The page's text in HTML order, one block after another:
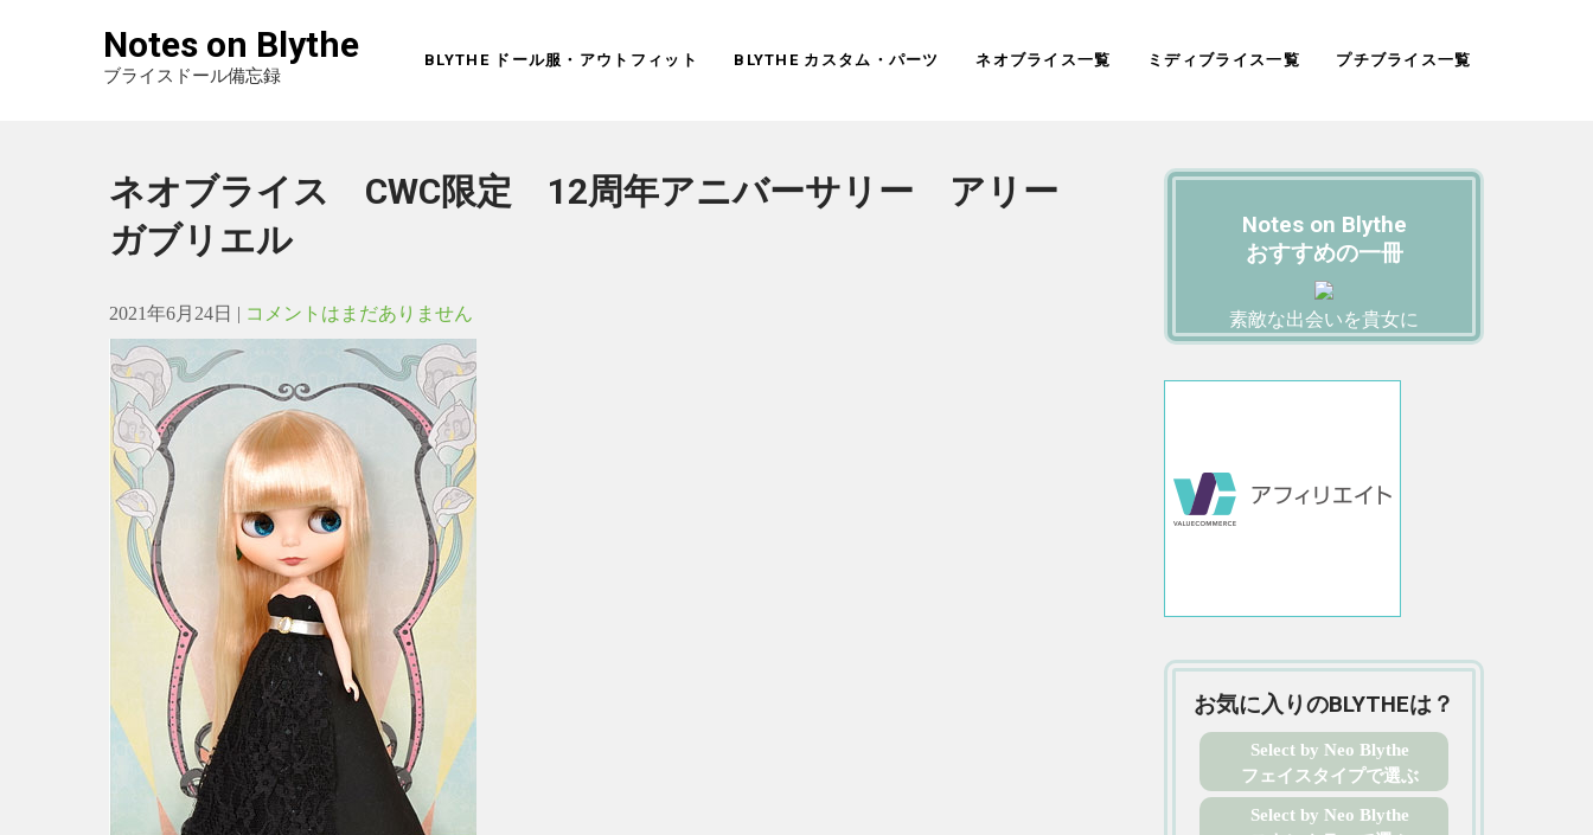
Notes on Blythe
ブライスドール備忘録
BLYTHE ドール服・アウトフィット BLYTHE カスタム・パーツ ネオブライス一覧 ミディブライス一覧 プチブライス一覧
ネオブライス CWC限定 12周年アニバーサリー アリー
ガブリエル
2021年6月24日 | コメントはまだありません
Notes on Blythe
おすすめの一冊
素敵な出会いを貴女に
お気に入りのBLYTHEは？
Select by Neo Blythe
フェイスタイプで選ぶ
Select by Neo Blythe